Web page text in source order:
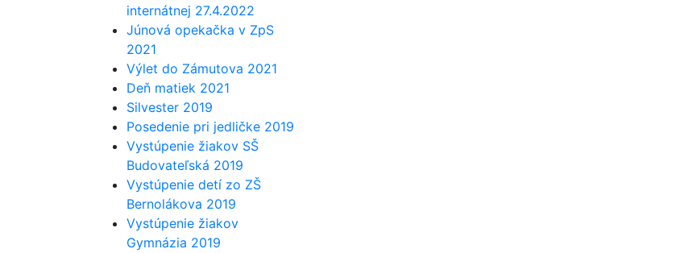
internátnej 27.4.2022
Júnová opekačka v ZpS
2021
Výlet do Zámutova 2021
Deň matiek 2021
Silvester 2019
Posedenie pri jedličke 2019
Vystúpenie žiakov SŠ
Budovateľská 2019
Vystúpenie detí zo ZŠ
Bernolákova 2019
Vystúpenie žiakov
Gymnázia 2019